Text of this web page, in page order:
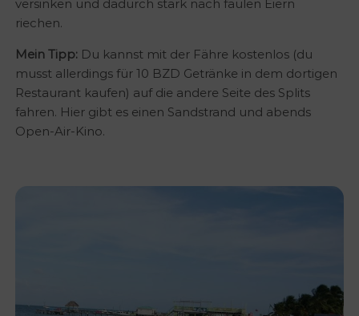
versinken und dadurch stark nach faulen Eiern
riechen.
Mein Tipp:Du kannst mit der Fähre kostenlos (du
musst allerdings für 10 BZD Getränke in dem dortigen
Restaurant kaufen) auf die andere Seite des Splits
fahren. Hier gibt es einen Sandstrand und abends
Open-Air-Kino.